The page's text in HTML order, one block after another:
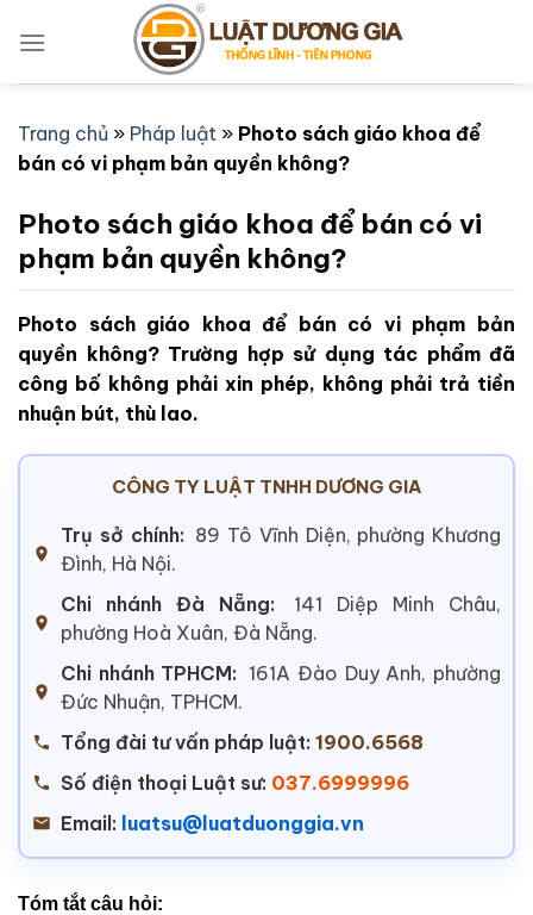
qua
Trang chủ » Pháp luật » Photo sách giáo khoa để
bán có vi phạm bản quyền không?
Photo sách giáo khoa để bán có vi
phạm bản quyền không?
Photo sách giáo khoa để bán có vi phạm bản
quyền không? Trường hợp sử dụng tác phẩm đã
công bố không phải xin phép, không phải trả tiền
nhuận bút, thù lao.
CÔNG TY LUẬT TNHH DƯƠNG GIA
Trụ sở chính: 89 Tô Vĩnh Diện, phường Khương
Đình, Hà Nội.
Chi nhánh Đà Nẵng:
141 Diệp Minh Châu,
phường Hoà Xuân, Đà Nẵng.
Chi nhánh TPHCM: 161A Đào Duy Anh, phường
Đức Nhuận, TPHCM.
Tổng đài tư vấn pháp luật: 1900.6568
Số điện thoại Luật sư: 037.6999996
Email: luatsu@luatduonggia.vn
Tóm tắt câu hỏi: